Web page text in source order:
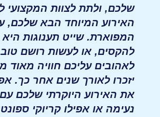
שלכם, ולתת לצוות המקצועי
האירוע המיוחד הבא שלכם,
המפוארת. שייט תענוגות
להקסים, או לעשות רושם טוב
לאהובים עליכם חוויה מאוד
יזכרו לאורך שנים אחר כך.
את האירוע היוקרתי שלכם עם
נעימה או אפילו קריוקי